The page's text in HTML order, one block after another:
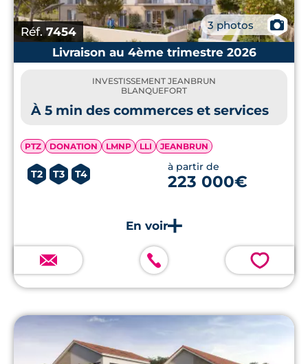
Réf. 7454 3 photos
📷
Livraison au 4ème trimestre 2026
INVESTISSEMENT JEANBRUN
BLANQUEFORT
À 5 min des commerces et services
PTZ DONATION LMNP LLI JEANBRUN
T2 T3 T4
à partir de
223 000€
💗